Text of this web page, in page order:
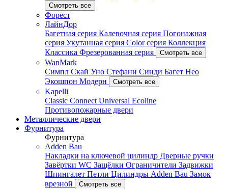
Смотреть все
Форест
ЛайнДор
Багетная серия Калевочная серия Погонажная
серия Укутанная серия Color серия Коллекция
Классика Фрезерованная серия Смотреть все
WanMark
Симпл Скай Уно Стефани Синди Багет Нео
Экошпон Модерн Смотреть все
Kapelli
Classic Connect Universal Ecoline
Противопожарные двери
Металлические двери
Фурнитура
Фурнитура
Adden Bau
Накладки на ключевой цилиндр Дверные ручки
Завёртки WC Защёлки Ограничители Задвижки
Шпингалет Петли Цилиндры Adden Bau Замок
врезной
Смотреть все